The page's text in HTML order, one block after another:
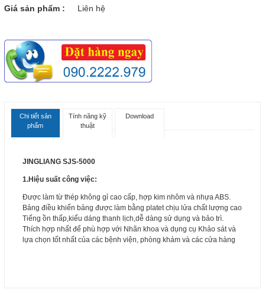
Giá sản phẩm : Liên hệ
Chi tiết sản
phẩm
Tính năng kỹ
thuật
Download
JINGLIANG SJS-5000
1.Hiệu suất công việc:
Được làm từ thép không gỉ cao cấp, hợp kim nhôm và nhựa ABS.
Bảng điều khiển bảng được làm bằng platet chịu lửa chất lượng cao
Tiếng ồn thấp,kiểu dáng thanh lịch,dễ dàng sử dụng và bảo trì.
Thích hợp nhất để phù hợp với Nhãn khoa và dụng cụ Khảo sát và
lựa chọn tốt nhất của các bệnh viện, phòng khám và các cửa hàng